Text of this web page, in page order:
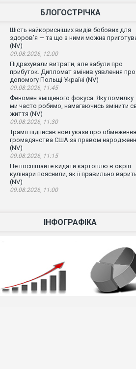
БЛОГОСТРІЧКА
Шість найкорисніших видів бобових для
здоров’я — та що з ними можна
(NV)
09.08.2026, 12:00
Підрахували витрати, але забули про
прибуток. Дипломат змінив уявлення про
допомогу Польщі Україні (NV)
09.08.2026, 11:45
Феномен зміщеного фокуса. Яку помилку
ми часто робимо, намагаючись змінити
життя (NV)
09.08.2026, 11:30
Трамп підписав нові укази про обмеження
громадянства США за правом
(NV)
09.08.2026, 11:15
Не поспішайте кидати картоплю в окріп:
кулінари пояснили, як її правильно
(NV)
09.08.2026, 11:00
ІНФОГРАФІКА